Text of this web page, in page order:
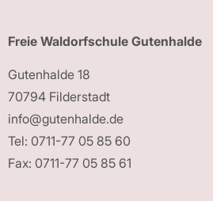
Freie Waldorfschule Gutenhalde
Gutenhalde 18
70794 Filderstadt
info@gutenhalde.de
Tel: 0711-77 05 85 60
Fax: 0711-77 05 85 61